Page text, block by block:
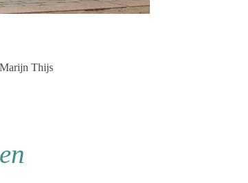
Marijn Thijs